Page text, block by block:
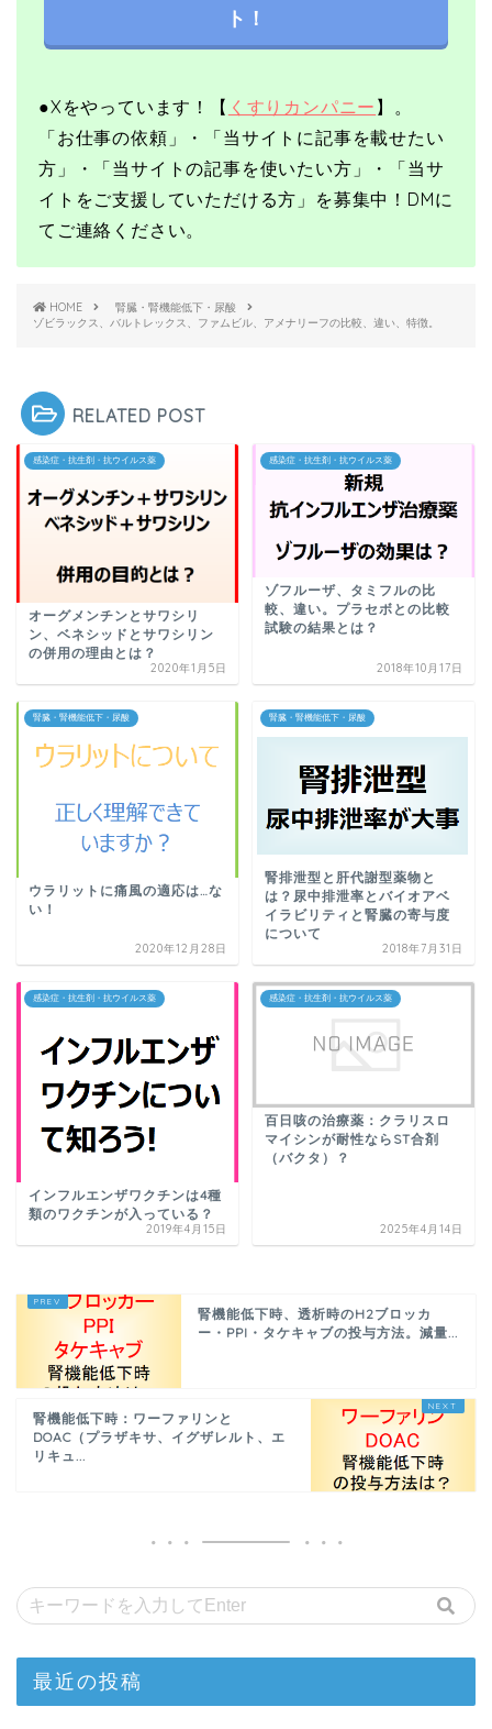
ト！
●X をやっています！【 くすりカンパニー 】。
「お仕事の依頼」・「当サイトに記事を載せたい
方」・「当サイトの記事を使いたい方」・「当サ
イトをご支援していただける方」を募集中！ DMに
てご連絡ください。
HOME
腎臓・腎機能低下・尿酸
ゾビラックス、バルトレックス、ファムビル、アメナリーフの比較、違い、特徴。
RELATED POST
感染症・抗生剤・抗ウイルス薬
オーグメンチンとサワシリ
ン、ベネシッドとサワシリン
の併用の理由とは？
2020年1月5日
感染症・抗生剤・抗ウイルス薬
ゾフルーザ、タミフルの比
較、違い。プラセボとの比較
試験の結果とは？
2018年10月17日
腎臓・腎機能低下・尿酸
ウラリットに痛風の適応は…な
い！
2020年12月28日
腎臓・腎機能低下・尿酸
腎排泄型と肝代謝型薬物と
は？尿中排泄率とバイオアベ
イラビリティと腎臓の寄与度
について
2018年7月31日
感染症・抗生剤・抗ウイルス薬
インフルエンザワクチンは4種
類のワクチンが入っている？
2019年4月15日
感染症・抗生剤・抗ウイルス薬
百日咳の治療薬：クラリスロ
マイシンが耐性ならST合剤
（バクタ）？
2025年4月14日
腎機能低下時、透析時のH2ブロッカ
ー・PPI・タケキャブの投与方法。減量...
腎機能低下時：ワーファリンと
DOAC（プラザキサ、イグザレルト、エ
リキュ...
最近の投稿